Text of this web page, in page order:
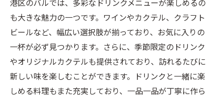
港区のバルでは、多彩なドリンクメニューが楽しめるの
も大きな魅力の一つです。ワインやカクテル、クラフト
ビールなど、幅広い選択肢が揃っており、お気に入りの
一杯が必ず見つかります。さらに、季節限定のドリンク
やオリジナルカクテルも提供されており、訪れるたびに
新しい味を楽しむことができます。ドリンクと一緒に楽
しめる料理もまた充実しており、一品一品が丁寧に作ら